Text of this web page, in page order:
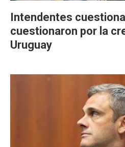
Intendentes
cuestionaron por la
Uruguay